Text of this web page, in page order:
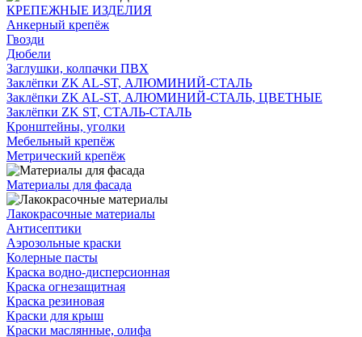
КРЕПЕЖНЫЕ ИЗДЕЛИЯ
Анкерный крепёж
Гвозди
Дюбели
Заглушки, колпачки ПВХ
Заклёпки ZK AL-ST, АЛЮМИНИЙ-СТАЛЬ
Заклёпки ZK AL-ST, АЛЮМИНИЙ-СТАЛЬ, ЦВЕТНЫЕ
Заклёпки ZK ST, СТАЛЬ-СТАЛЬ
Кронштейны, уголки
Мебельный крепёж
Метрический крепёж
Материалы для фасада
Лакокрасочные материалы
Антисептики
Аэрозольные краски
Колерные пасты
Краска водно-дисперсионная
Краска огнезащитная
Краска резиновая
Краски для крыш
Краски маслянные, олифа